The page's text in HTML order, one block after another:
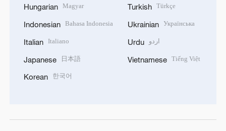
Hungarian Magyar
Indonesian Bahasa Indonesia
Italian Italiano
Japanese 日本語
Korean 한국어
Turkish Türkçe
Ukrainian Українська
Urdu اردو
Vietnamese Tiếng Việt